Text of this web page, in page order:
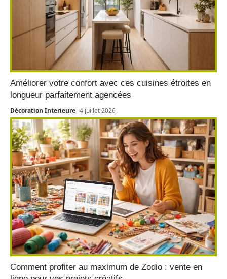
Améliorer votre confort avec ces cuisines étroites en
longueur parfaitement agencées
Décoration Interieure 4 juillet 2026
Comment profiter au maximum de Zodio : vente en